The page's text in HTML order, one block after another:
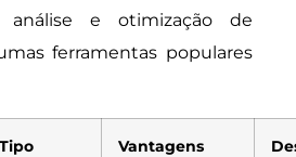
análise e otimização de
ferramentas populares
Tipo Vantagens